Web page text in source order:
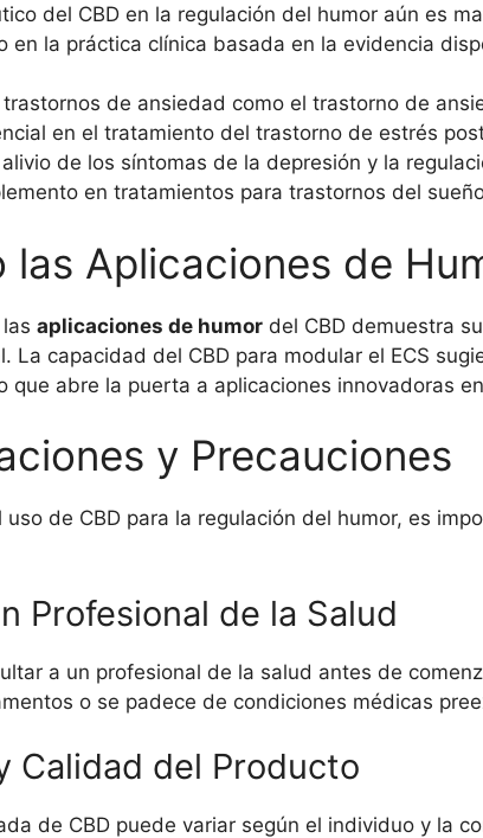
del CBD en la regulación del humor aún es
en la práctica clínica basada en la evidencia
trastornos de ansiedad como el trastorno de
en el tratamiento del trastorno de estrés
de los síntomas de la depresión y la
en tratamientos para trastornos del
las Aplicaciones de
aplicaciones de humor del CBD demuestra
La capacidad del CBD para modular el ECS
que abre la puerta a aplicaciones innovadoras
y Precauciones
de CBD para la regulación del humor, es
Profesional de la Salud
a un profesional de la salud antes de
o se padece de condiciones médicas
Calidad del Producto
de CBD puede variar según el individuo y la